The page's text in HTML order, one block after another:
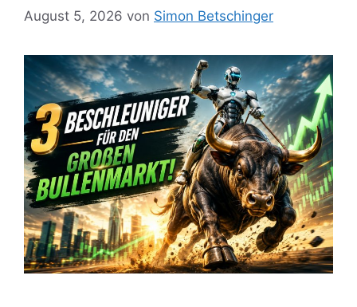
August 5, 2026 von Simon Betschinger